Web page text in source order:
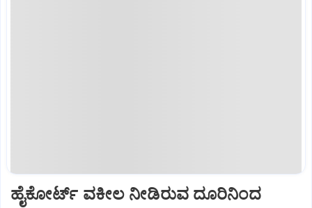
ಹೈಕೋರ್ಟ್‌ ವಕೀಲ ನೀಡಿರುವ ದೂರಿನಿಂದ